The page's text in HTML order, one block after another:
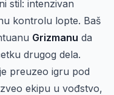
stil: intenzivan
kontrolu lopte. Baš
Grizmanu da
drugog dela.
je preuzeo igru pod
ekipu u vođstvo,